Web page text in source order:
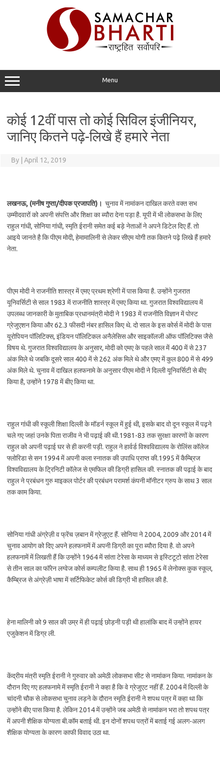
Menu
कोई 12वीं पास तो कोई सिविल इंजीनियर,
जानिए कितने पढ़े-लिखे हैं हमारे नेता
By April 12, 2019
लखनऊ, (मनीष गुप्ता/दीपक प्रजापति)। चुनाव में नामांकन दाखिल करते वक्त सभ
उम्मीदवारों को अपनी संपत्ति और शिक्षा का ब्यौरा देना पड़ा है. यूपी में भी लोकसभा के लिए
राहुल गांधी, सोनिया गांधी, स्मृति ईरानी समेत कई बड़े नेताओं ने अपने डिटेल दिए हैं. तो
आइये जानते है कि पीएम मोदी, हेमामालिनी से लेकर सीएम योगी तक कितने पढ़े लिखे हैं हमारे
नेता.
पीएम मोदी ने राजनीति शास्त्र में एमए प्रथम श्रेणी में पास किया है. उन्होंने गुजरात
यूनिवर्सिटी से साल 1983 में राजनीति शास्त्र में एमए किया था. गुजरात विश्वविद्यालय में
उपलब्ध जानकारी के मुताबिक प्रधानमंत्री मोदी ने 1983 में राजनीति विज्ञान में पोस्ट
ग्रेजुएशन किया और 62.3 फीसदी नंबर हासिल किए थे. दो साल के इस कोर्स में मोदी के पास
यूरोपियन पॉलिटिक्स, इंडियन पॉलिटिकल अनैलेसिस और साइकॉलजी ऑफ पॉलिटिक्स जैसे
विषय थे. गुजरात विश्वविद्यालय के अनुसार, मोदी को एमए के पहले साल में 400 में से 237
अंक मिले थे जबकि दूसरे साल 400 में से 262 अंक मिले थे और एमए में कुल 800 में से 499
अंक मिले थे. चुनाव में दाखिल हलफनामे के अनुसार पीएम मोदी ने दिल्ली यूनिवर्सिटी से बीए
किया है, उन्होंने 1978 में बीए किया था.
राहुल गांधी की स्कूली शिक्षा दिल्ली के मॉडर्न स्कूल में हुई थी, इसके बाद वो दून स्कूल में पढ़ने
चले गए जहां उनके पिता राजीव ने भी पढ़ाई की थी.1981-83 तक सुरक्षा कारणों के कारण
राहुल को अपनी पढ़ाई घर से ही करनी पड़ी. राहुल ने हार्वर्ड विश्वविद्यालय के रोलिंस कॉलेज
फ्लोरिडा से सन 1994 में अपनी कला स्नातक की उपाधि प्राप्त की.1995 में कैम्ब्रिज
विश्वविद्यालय के ट्रिनिटी कॉलेज से एमफिल की डिग्री हासिल की. स्नातक की पढ़ाई के बाद
राहुल ने प्रबंधन गुरु माइकल पोर्टर की प्रबंधन परामर्श कंपनी मॉनीटर ग्रुप के साथ 3 साल
तक काम किया.
सोनिया गांधी अंग्रेज़ी व फ्रेंच ज़बान में ग्रेजुएट हैं. सोनिया ने 2004, 2009 और 2014 में
चुनाव आयोग को दिए अपने हलफनामें में अपनी डिग्री का पूरा ब्यौरा दिया है. वो अपने
हलफनामें में लिखती हैं कि उन्होंने 1964 में सांता टेरेसा के माध्यम से इस्टिटूटो सांता टेरेसा
से तीन साल का फॉरेन लग्वेज कोर्स कम्पलीट किया है. साथ ही 1965 में लेनोक्स कुक स्कूल,
कैम्ब्रिज से अंग्रेज़ी भाषा में सर्टिफिकेट कोर्स की डिग्री भी हासिल की है.
हेना मालिनी को 9 साल की उम्र में ही पढ़ाई छोड़नी पड़ी थी हालांकि बाद में उन्होंने हायर
एजुकेशन में डिग्र ली.
केंद्रीय मंत्री स्मृति ईरानी ने गुरुवार को अमेठी लोकसभा सीट से नामांकन किया. नामांकन के
दौरान दिए गए हलफनामे में स्मृति ईरानी ने कहा है कि वे ग्रेजुएट नहीं हैं. 2004 में दिल्ली के
चांदनी चौक से लोकसभा चुनाव लड़ने के दौरान स्मृति ईरानी ने शपथ पत्र में कहा था कि
उन्होंने बीए पास किया है. लेकिन 2014 में उन्होंने जब अमेठी से नामांकन भरा तो शपथ पत्र
में अपनी शैक्षिक योग्यता बी.कॉम बताई थी. इन दोनों शपथ पत्रों में बताई गई अलग-अलग
शैक्षिक योग्यता के कारण काफी विवाद उठा था.